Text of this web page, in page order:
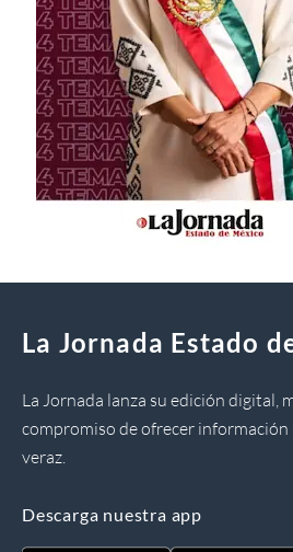
La Jornada Estado
La Jornada lanza su edición digital,
compromiso de ofrecer
veraz.
Descarga nuestra app